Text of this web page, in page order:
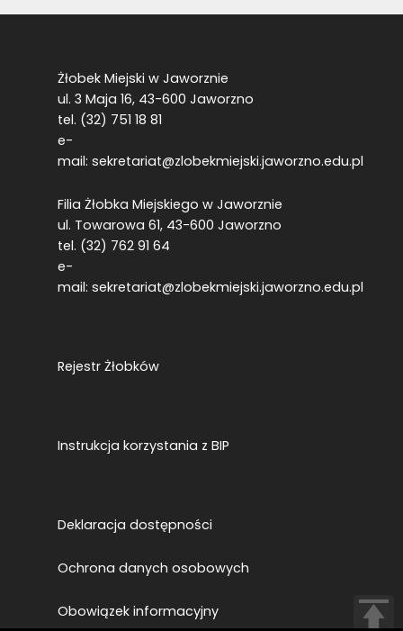
Żłobek Miejski w Jaworznie
ul. 3 Maja 16, 43-600 Jaworzno
tel. (32) 751 18 81
e-
mail: sekretariat@zlobekmiejski.jaworzno.edu.pl
Filia Żłobka Miejskiego w Jaworznie
ul. Towarowa 61, 43-600 Jaworzno
tel. (32) 762 91 64
e-
mail: sekretariat@zlobekmiejski.jaworzno.edu.pl
Rejestr Żłobków
Instrukcja korzystania z BIP
Deklaracja dostępności
Ochrona danych osobowych
Obowiązek informacyjny